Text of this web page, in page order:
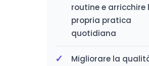
routine e arricchire
propria pratica
quotidiana
Migliorare la